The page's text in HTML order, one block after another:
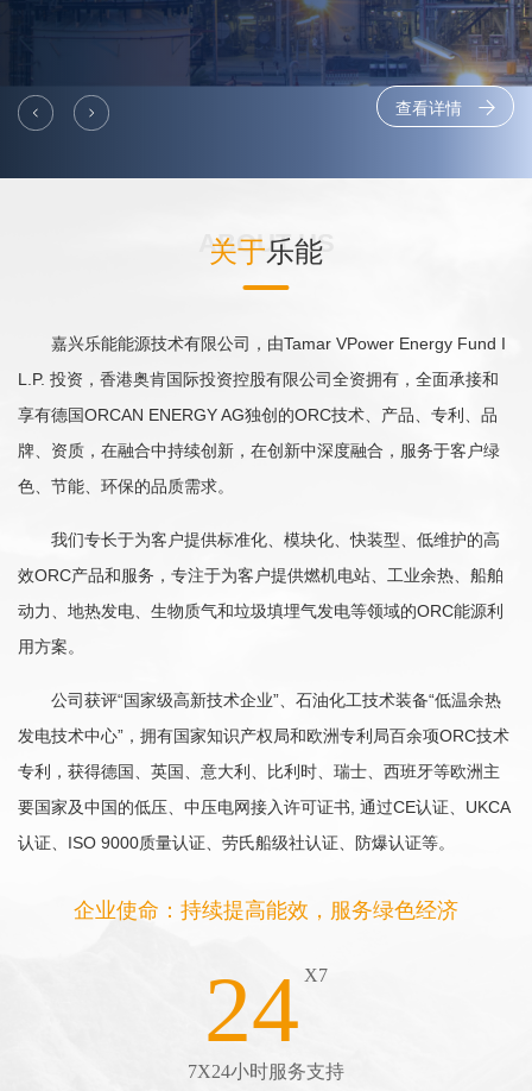
查看详情
查看详情
查看详情
ABOUT US
关于乐能
嘉兴乐能能源技术有限公司，由Tamar VPower Energy Fund I
L.P. 投资，香港奥肯国际投资控股有限公司全资拥有，全面承接和
享有德国ORCAN ENERGY AG独创的ORC技术、产品、专利、品
牌、资质，在融合中持续创新，在创新中深度融合，服务于客户绿
色、节能、环保的品质需求。
我们专长于为客户提供标准化、模块化、快装型、低维护的高
效ORC产品和服务，专注于为客户提供燃机电站、工业余热、船舶
动力、地热发电、生物质气和垃圾填埋气发电等领域的ORC能源利
用方案。
公司获评“国家级高新技术企业”、石油化工技术装备“低温余热
发电技术中心”，拥有国家知识产权局和欧洲专利局百余项ORC技术
专利，获得德国、英国、意大利、比利时、瑞士、西班牙等欧洲主
要国家及中国的低压、中压电网接入许可证书, 通过CE认证、UKCA
认证
ISO 9000质量认证、 劳氏船级社认证、 防爆认证等。
企业使命：持续提高能效，服务绿色经济
24 X7
7X24小时服务支持